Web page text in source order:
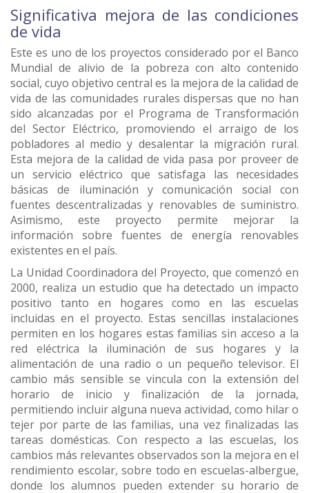
Significativa mejora de las condiciones
de vida
Este es uno de los proyectos considerado por el Banco
Mundial de alivio de la pobreza con alto contenido
social, cuyo objetivo central es la mejora de la calidad de
vida de las comunidades rurales dispersas que no han
sido alcanzadas por el Programa de Transformación
del Sector Eléctrico, promoviendo el arraigo de los
pobladores al medio y desalentar la migración rural.
Esta mejora de la calidad de vida pasa por proveer de
un servicio eléctrico que satisfaga las necesidades
básicas de iluminación y comunicación social con
fuentes descentralizadas y renovables de suministro.
Asimismo, este proyecto permite mejorar la
información sobre fuentes de energía renovables
existentes en el país.
La Unidad Coordinadora del Proyecto, que comenzó en
2000, realiza un estudio que ha detectado un impacto
positivo tanto en hogares como en las escuelas
incluidas en el proyecto. Estas sencillas instalaciones
permiten en los hogares estas familias sin acceso a la
red eléctrica la iluminación de sus hogares y la
alimentación de una radio o un pequeño televisor. El
cambio más sensible se vincula con la extensión del
horario de inicio y finalización de la jornada,
permitiendo incluir alguna nueva actividad, como hilar o
tejer por parte de las familias, una vez finalizadas las
tareas domésticas. Con respecto a las escuelas, los
cambios más relevantes observados son la mejora en el
rendimiento escolar, sobre todo en escuelas-albergue,
donde los alumnos pueden extender su horario de